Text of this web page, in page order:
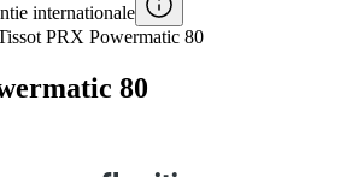
internationale
PRX Powermatic 80
80